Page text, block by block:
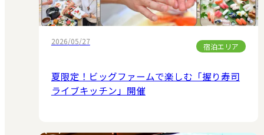
2026/05/27
宿泊エリア
夏限定！ビッグファームで楽しむ「握り寿司
ライブキッチン」開催